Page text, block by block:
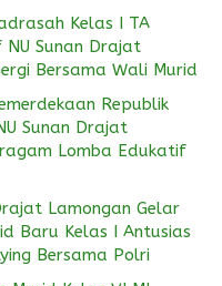
Kelas I TA
NU Sunan Drajat
Bersama Wali Murid
Republik
Sunan Drajat
Lomba Edukatif
Lamongan Gelar
Baru Kelas I Antusias
Bersama Polri